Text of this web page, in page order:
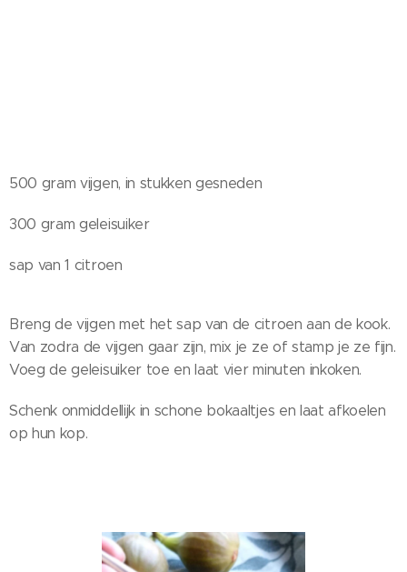
500 gram vijgen, in stukken gesneden
300 gram geleisuiker
sap van 1 citroen
Breng de vijgen met het sap van de citroen aan de kook.
Van zodra de vijgen gaar zijn, mix je ze of stamp je ze fijn.
Voeg de geleisuiker toe en laat vier minuten inkoken.
Schenk onmiddellijk in schone bokaaltjes en laat afkoelen
op hun kop.